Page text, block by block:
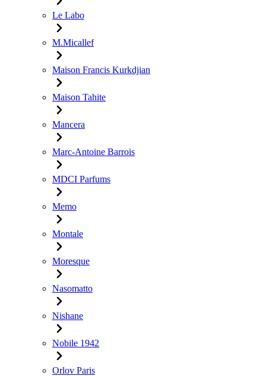
Le Labo
M.Micallef
Maison Francis Kurkdjian
Maison Tahite
Mancera
Marc-Antoine Barrois
MDCI Parfums
Memo
Montale
Moresque
Nasomatto
Nishane
Nobile 1942
Orlov Paris